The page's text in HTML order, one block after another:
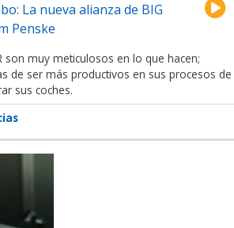
La nueva alianza de BIG
Penske
son muy meticulosos en lo que hacen;
de ser más productivos en sus procesos de
sus coches.